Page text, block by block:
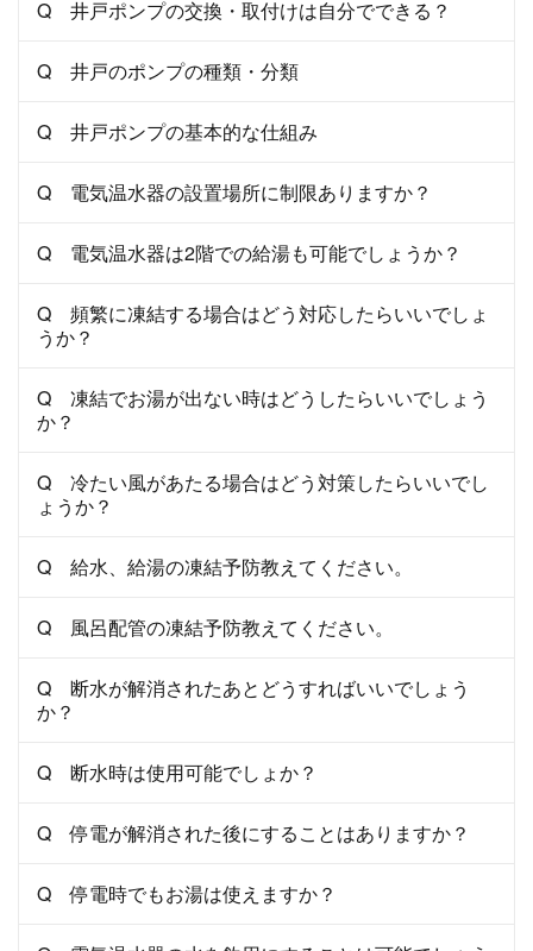
Q 井戸ポンプの交換・取付けは自分でできる？
Q 井戸のポンプの種類・分類
Q 井戸ポンプの基本的な仕組み
Q 電気温水器の設置場所に制限ありますか？
Q 電気温水器は2階での給湯も可能でしょうか？
Q 頻繁に凍結する場合はどう対応したらいいでしょ
うか？
Q 凍結でお湯が出ない時はどうしたらいいでしょう
か？
Q 冷たい風があたる場合はどう対策したらいいでし
ょうか？
Q 給水、給湯の凍結予防教えてください。
Q 風呂配管の凍結予防教えてください。
Q 断水が解消されたあとどうすればいいでしょう
か？
Q 断水時は使用可能でしょか？
Q 停電が解消された後にすることはありますか？
Q 停電時でもお湯は使えますか？